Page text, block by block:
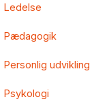
Ledelse
Pædagogik
Personlig udvikling
Psykologi